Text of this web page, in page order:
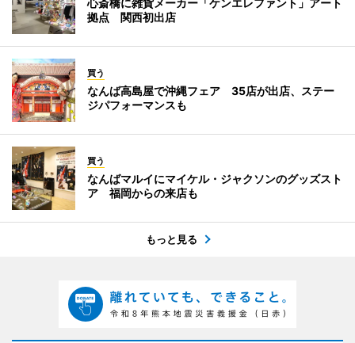
心斎橋に雑貨メーカー「ケンエレファント」アート
拠点 関西初出店
買う
なんば高島屋で沖縄フェア 35店が出店、ステー
ジパフォーマンスも
買う
なんばマルイにマイケル・ジャクソンのグッズスト
ア 福岡からの来店も
もっと見る